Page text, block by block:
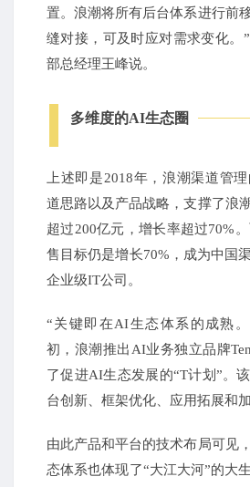
置。浪潮将所有后台体系进行前
缝对接，可及时应对需求变化。
部总经理王峰说。
多维度的AI生态圈
上述即是2018年，浪潮渠道管
道思路以及产品战略，支撑了浪
超过200亿元，增长率超过70%
售目标仍是增长70%，成为中国
企业级IT公司。
“关键即在AI生态体系的成熟
初，浪潮推出AI业务独立品牌
了促进AI生态发展的“T计划”。
台创新、框架优化、应用拓展和
由此产品和平台的技术布局可见
态体系也体现了“大江大河”的大